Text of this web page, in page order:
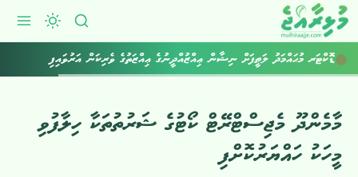
ޑޮކްޓަރ މުޙައްމަދު ލަޠީފަށް ނިޝާން ޢިއްޒުއްދީނުގެ ޢިއްޒަތުގެ ވެރިކަން އަރުވައިފި
މާމެންދޫ މެޖިސްޓްރޭޓް ކޯޓުގެ ޝަރުތުތަކާ ހިލާފުވި
މީހަކު ހައްޔަރުކޮށްފި